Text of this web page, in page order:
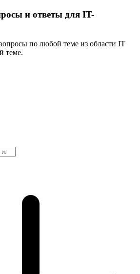
и ответы для IT-
по любой теме из области IT
теме.